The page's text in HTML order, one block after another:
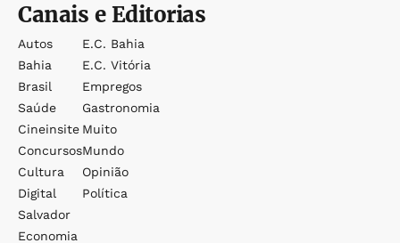
Canais e Editorias
Autos
Bahia
Brasil
Saúde
Cineinsite
Concursos
Cultura
Digital
Salvador
Economia
E.c. Bahia
E.c. Vitória
Empregos
Gastronomia
Muito
Mundo
Opinião
Política